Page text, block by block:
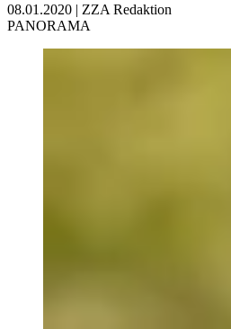
08.01.2020 | ZZA Redaktion
PANORAMA